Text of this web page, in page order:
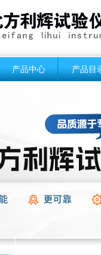
产品中心 产品目